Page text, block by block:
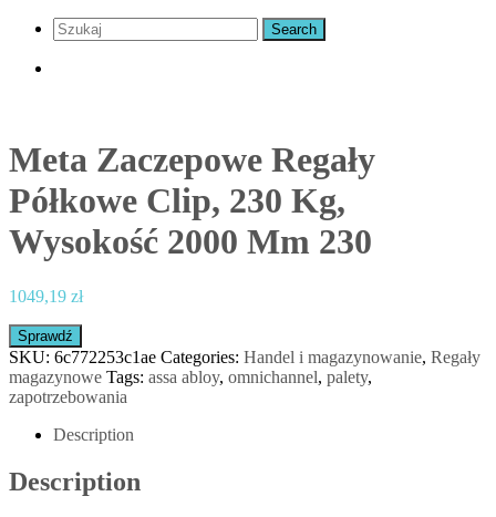
Meta Zaczepowe Regały
Półkowe Clip, 230 Kg,
Wysokość 2000 Mm 230
1049,19 zł
Sprawdź
SKU: 6c772253c1ae Categories: Handel i magazynowanie, Regały
magazynowe Tags: assa abloy, omnichannel, palety,
zapotrzebowania
Description
Description